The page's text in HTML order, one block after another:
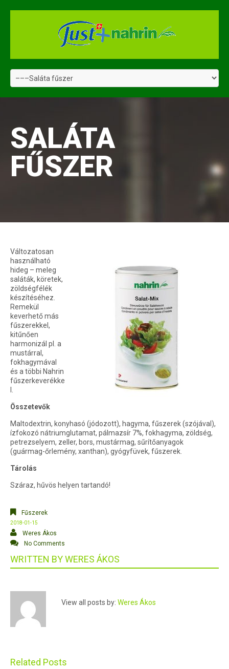
SALÁTA
FŰSZER
Változatosan
használható
hideg – meleg
saláták, köretek,
zöldségfélék
készítéséhez.
Remekül
keverhető más
fűszerekkel,
kitűnően
harmonizál pl. a
mustárral,
fokhagymával
és a többi Nahrin
fűszerkeverékke
Összetevők
Maltodextrin, konyhasó (jódozott), hagyma, fűszerek (szójával),
ízfokozó nátriumglutamat, pálmazsír 7%, fokhagyma, zöldség,
petrezselyem, zeller, bors, mustármag, sűrítőanyagok
(guármag-őrlemény, xanthan), gyógyfüvek, fűszerek.
Tárolás
Száraz, hűvös helyen tartandó!
Fűszerek
2018-01-15
Weres Ákos
No Comments
WRITTEN BYWERES ÁKOS
View all posts by: Weres Ákos
Related Posts